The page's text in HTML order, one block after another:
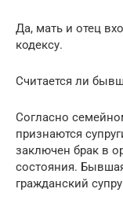
Да, мать и отец
кодексу.
Считается ли
Согласно
признаются
заключен брак в
состояния.
гражданский